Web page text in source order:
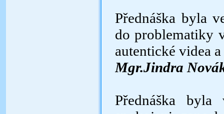
Přednáška byla
do problematiky
autentické videa
Mgr.Jindra
Přednáška